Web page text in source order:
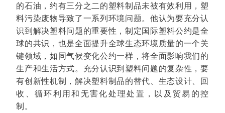
的石油，约有三分之二的塑料制品未被有效利用，塑
料污染废物导致了一系列环境问题。他认为要充分认
识到解决塑料问题的重要性，制定国际塑料公约是全
球的共识，也是全面提升全球生态环境质量的一个关
键领域，如同气候变化公约一样，将全面影响我们的
生产和生活方式。充分认识到塑料问题的复杂性，要
有创新性机制，解决塑料制品的替代、生态设计、回
收、循环利用和无害化处理处置，以及贸易的控
制。